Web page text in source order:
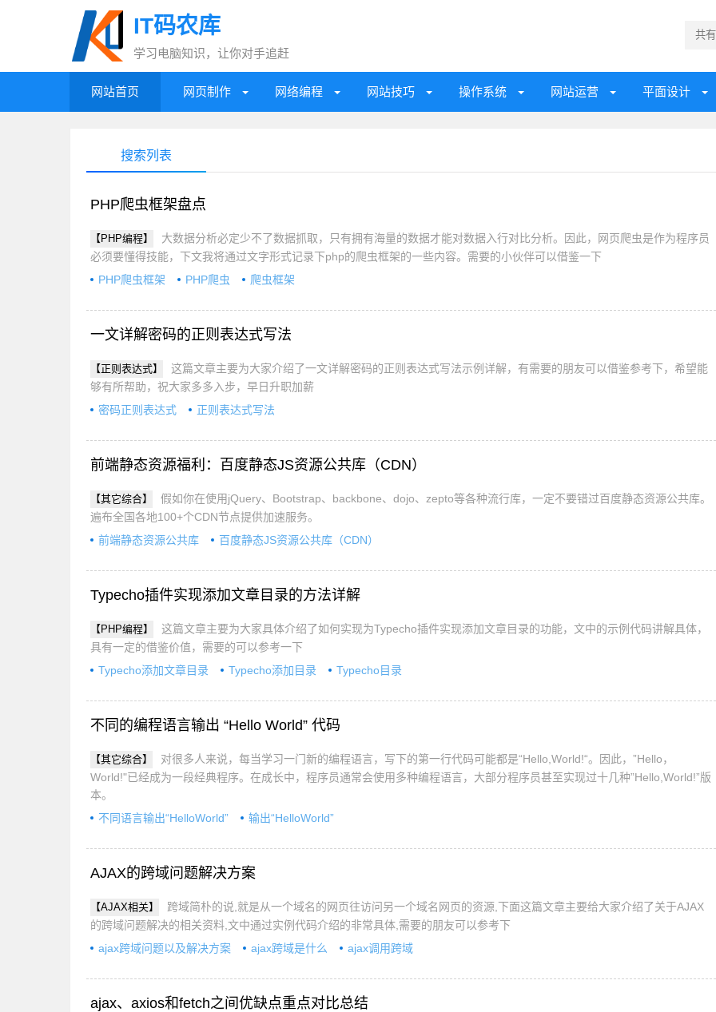
IT码农库
学习电脑知识，让你对手追赶
网站首页 网页制作 网络编程 网站技巧 操作系统 网站运营 平面设计
搜索列表
PHP爬虫框架盘点
【PHP编程】
大数据分析必定少不了数据抓取，只有拥有海量的数据才能对数据入行对比分析。因此，网页爬虫是作为程序员
必须要懂得技能，下文我将通过文字形式记录下php的爬虫框架的一些内容。需要的小伙伴可以借鉴一下
PHP爬虫框架
PHP爬虫 爬虫框架
一文详解密码的正则表达式写法
【正则表达式】
这篇文章主要为大家介绍了一文详解密码的正则表达式写法示例详解，有需要的朋友可以借鉴参考下，希望能
够有所帮助，祝大家多多入步，早日升职加薪
密码正则表达式
正则表达式写法
前端静态资源福利：百度静态JS资源公共库（CDN）
【其它综合】
假如你在使用jQuery、Bootstrap、backbone、dojo、zepto等各种流行库，一定不要错过百度静态资源公共库。
遍布全国各地100+个CDN节点提供加速服务。
前端静态资源公共库
百度静态JS资源公共库（CDN）
Typecho插件实现添加文章目录的方法详解
【PHP编程】
这篇文章主要为大家具体介绍了如何实现为Typecho插件实现添加文章目录的功能，文中的示例代码讲解具体，
具有一定的借鉴价值，需要的可以参考一下
Typecho添加文章目录
Typecho添加目录 Typecho目录
不同的编程语言输出 “Hello World” 代码
【其它综合】
对很多人来说，每当学习一门新的编程语言，写下的第一行代码可能都是“Hello,World!“。因此，”Hello，
World!"已经成为一段经典程序。在成长中，程序员通常会使用多种编程语言，大部分程序员甚至实现过十几种”Hello,World!”版
本。
不同语言输出“HelloWorld”
输出“HelloWorld”
AJAX的跨域问题解决方案
【AJAX相关】
跨域简朴的说,就是从一个域名的网页往访问另一个域名网页的资源,下面这篇文章主要给大家介绍了关于AJAX
的跨域问题解决的相关资料,文中通过实例代码介绍的非常具体,需要的朋友可以参考下
ajax跨域问题以及解决方案
ajax跨域是什么 ajax调用跨域
ajax、axios和fetch之间优缺点重点对比总结